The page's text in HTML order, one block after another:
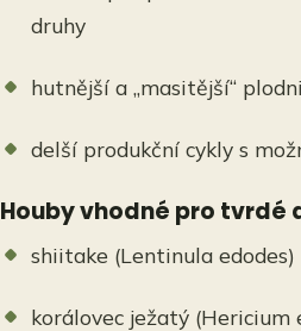
druhy
hutnější a „masitější“
delší produkční cykly s
Houby vhodné pro tvrdé
shiitake (Lentinula edodes)
korálovec ježatý (Hericium